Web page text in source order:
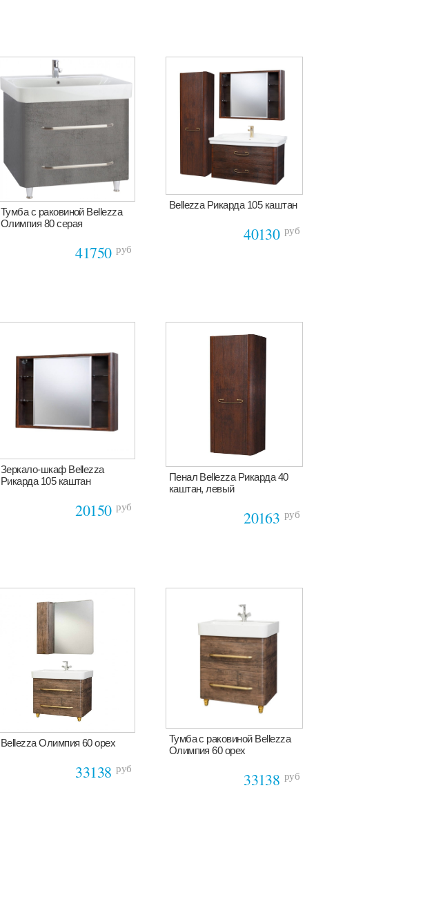
Тумба с раковиной Bellezza
Олимпия 80 серая
41750руб
Bellezza Рикарда 105 каштан
40130 руб
Зеркало-шкаф Bellezza
Рикарда 105 каштан
20150руб
Пенал Bellezza Рикарда 40
каштан, левый
20163 руб
Bellezza Олимпия 60 орех
33138руб
Тумба с раковиной Bellezza
Олимпия 60 орех
33138 руб